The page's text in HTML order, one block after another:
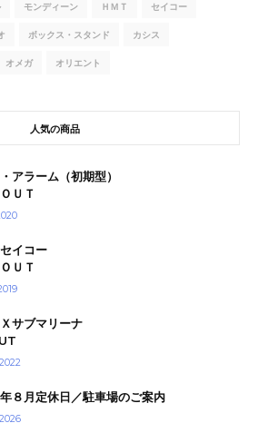
モンディーン ＨＭＴ セイコー
ボックス・スタンド カシス
オメガ オリエント
人気の商品
アラーム（初期型）
ＵＴ
イコー
ＵＴ
サブマリーナ
８月定休日／駐車場のご案内